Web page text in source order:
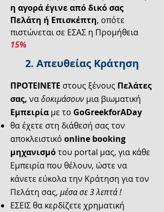
η αγορά έγινε από δικό σας
Πελάτη ή Επισκέπτη, οπότε
πιστώνεται σε ΕΣΑΣ η Προμήθεια
15%
2. Απευθείας Κράτηση
ΠΡΟΤΕΙΝΕΤΕ στους ξένους Πελάτες
σας, ναδοκιμάσουν μια βιωματική
Εμπειρία με το GoGreekforADay
θα έχετε στη διάθεσή σας τον
αποκλειστικό online booking
μηχανισμότου portal μας, για κάθε
Εμπειρία που θέλουν, ώστε να
κάνετε εύκολα την Κράτηση για τον
Πελάτη σας, μέσα σε 3 λεπτά !
ΕΣΕΙΣ θα κερδίζετε χρηματική